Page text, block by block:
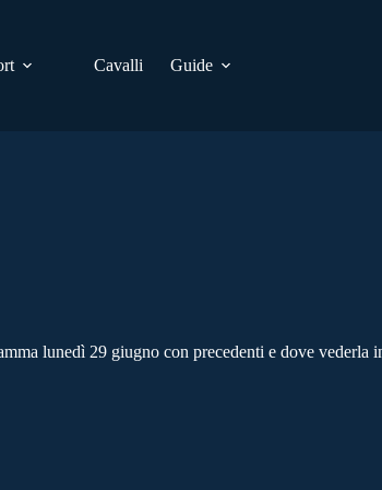
Cavalli Guide
lunedì 29 giugno con precedenti e dove vederla